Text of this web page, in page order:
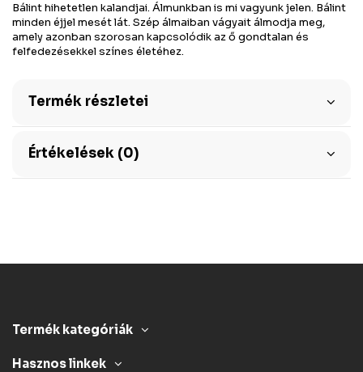
Bálint hihetetlen kalandjai. Álmunkban is mi vagyunk jelen. Bálint
minden éjjel mesét lát. Szép álmaiban vágyait álmodja meg,
amely azonban szorosan kapcsolódik az ő gondtalan és
felfedezésekkel színes életéhez.
Termék részletei
Értékelések (0)
Termék kategóriák
Hasznos linkek